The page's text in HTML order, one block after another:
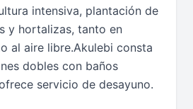
intensiva, plantación de
y hortalizas, tanto en
al aire libre.Akulebi consta
dobles con baños
servicio de desayuno.